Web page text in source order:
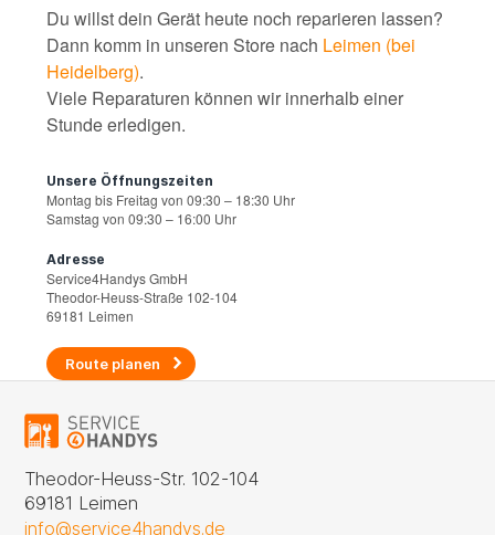
Du willst dein Gerät heute noch reparieren lassen?
Dann komm in unseren Store nach Leimen (bei
Heidelberg).
Viele Reparaturen können wir innerhalb einer
Stunde erledigen.
Unsere Öffnungszeiten
Montag bis Freitag von 09:30 – 18:30 Uhr
Samstag von 09:30 – 16:00 Uhr
Adresse
Service4Handys GmbH
Theodor-Heuss-Straße 102-104
69181 Leimen
Route planen
Theodor-Heuss-Str. 102-104
69181 Leimen
info@service4handys.de